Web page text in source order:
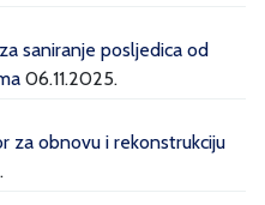
saniranje posljedica od
06.11.2025.
za obnovu i rekonstrukciju